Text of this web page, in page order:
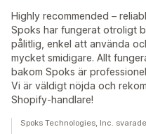
Highly recommended –
Spoks har fungerat otroligt
pålitlig, enkel att använda
mycket smidigare. Allt
bakom Spoks är
Vi är väldigt nöjda och
Shopify-handlare!
Spoks Technologies, Inc.